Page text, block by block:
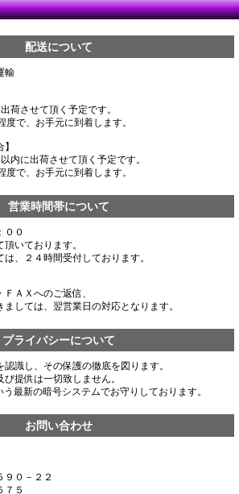
配送について
輸
荷させて頂く予定です。
度で、お手元に到着します。
内に出荷させて頂く予定です。
度で、お手元に到着します。
営業時間帯について
０
いております。
、２４時間受付しております。
ＡＸへのご返信、
しては、翌営業日の対応となります。
プライバシーについて
識し、その保護の徹底を図ります。
提供は一切致しません。
最新の暗号システムでお守りしております。
お問い合わせ
９０－２２
７５